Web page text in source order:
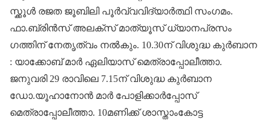
സ്ക്കൂൾ രജത ജൂബിലി പൂർവ്വവിദ്യാർത്ഥി സം​ഗമം.
ഫാ.ബ്രിൻസ് അലക്സ് മാത്യൂസ് ധ്യാനപ്രസം​
ഗത്തിന് നേതൃത്വം നൽകും. 10.30ന് വിശുദ്ധ കുർബാന
: യാക്കോബ് മാർ ഏലിയാസ് മെത്രാപ്പോലീത്താ.
ജനുവരി 29 രാവിലെ 7.15ന് വിശുദ്ധ കുർബാന
ഡോ.യൂഹാനോൻ മാർ പോളിക്കാർപ്പോസ്
മെത്രാപ്പോലീത്താ. 10മണിക്ക് ശാസ്താംകോട്ട